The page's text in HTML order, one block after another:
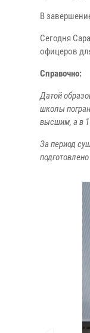
В
Сегодня
офицеров
Справочно:
Датой
школы
высшим, а в
За период